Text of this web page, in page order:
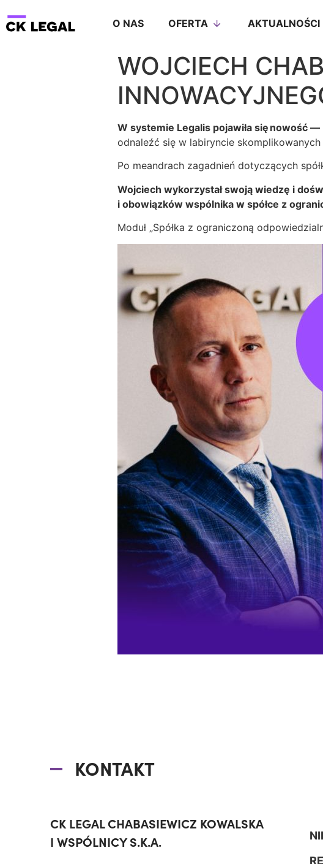
O NAS OFERTA AKTUALNOŚCI
WOJCIECH
W systemie Legalis pojawiła się nowość
odnaleźć się w labiryncie
Po meandrach zagadnień dotyczących
Wojciech wykorzystał swoją wiedzę i
i obowiązków wspólnika w spółce z
Moduł „Spółka z ograniczoną
KONTAKT
CK LEGAL CHABASIEWICZ KOWALSKA
I WSPÓLNICY S.K.A.